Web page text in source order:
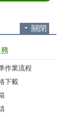
關閉
作業流程
下載